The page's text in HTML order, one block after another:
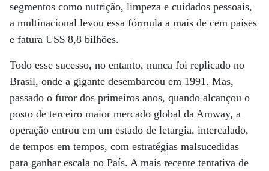
segmentos como nutrição, limpeza e cuidados pessoais,
a multinacional levou essa fórmula a mais de cem países
e fatura US$ 8,8 bilhões.
Todo esse sucesso, no entanto, nunca foi replicado no
Brasil, onde a gigante desembarcou em 1991. Mas,
passado o furor dos primeiros anos, quando alcançou o
posto de terceiro maior mercado global da Amway, a
operação entrou em um estado de letargia, intercalado,
de tempos em tempos, com estratégias malsucedidas
para ganhar escala no País. A mais recente tentativa de